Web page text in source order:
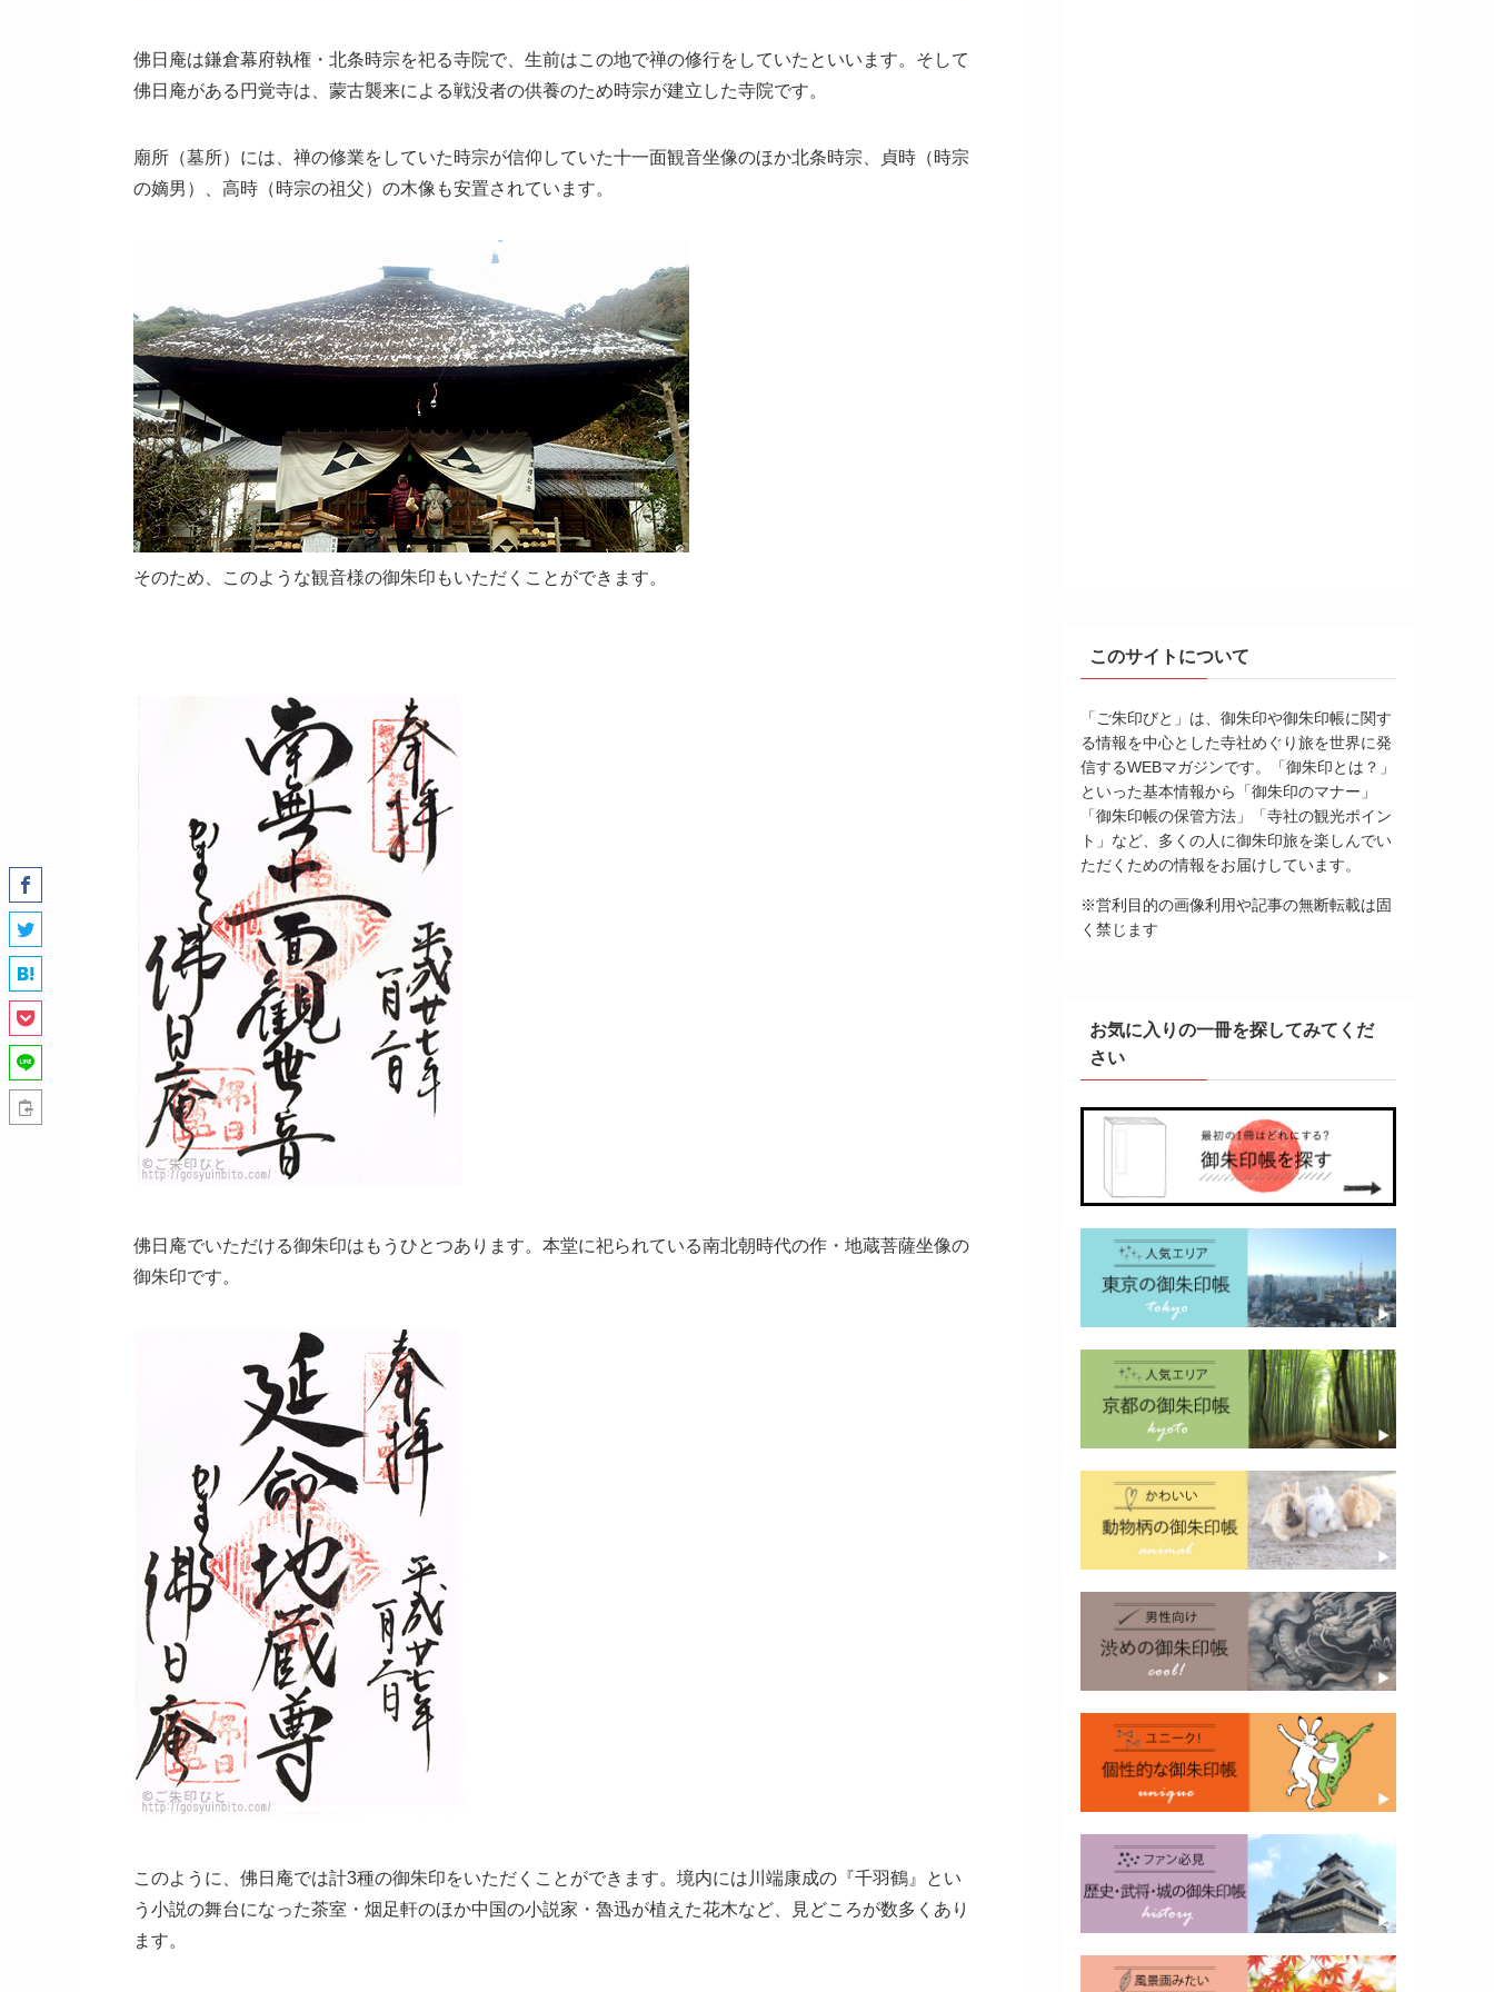
佛日庵は鎌倉幕府執権・北条時宗を祀る寺院で、生前はこの地で禅の修行をしていたといいます。そして
佛日庵がある円覚寺は、蒙古襲来による戦没者の供養のため時宗が建立した寺院です。
廟所（墓所）には、禅の修業をしていた時宗が信仰していた十一面観音坐像のほか北条時宗、貞時（時宗
の嫡男）、高時（時宗の祖父）の木像も安置されています。
そのため、このような観音様の御朱印もいただくことができます。
佛日庵でいただける御朱印はもうひとつあります。本堂に祀られている南北朝時代の作・地蔵菩薩坐像の
御朱印です。
このように、佛日庵では計3種の御朱印をいただくことができます。境内には川端康成の『千羽鶴』とい
う小説の舞台になった茶室・烟足軒のほか中国の小説家・魯迅が植えた花木など、見どころが数多くあり
ます。
このサイトについて
「ご朱印びと」は、御朱印や御朱印帳に関す
る情報を中心とした寺社めぐり旅を世界に発
信するWEBマガジンです。「御朱印とは？」
といった基本情報から「御朱印のマナー」
「御朱印帳の保管方法」「寺社の観光ポイン
ト」など、多くの人に御朱印旅を楽しんでい
ただくための情報をお届けしています。
※営利目的の画像利用や記事の無断転載は固
く禁じます
お気に入りの一冊を探してみてくだ
さい